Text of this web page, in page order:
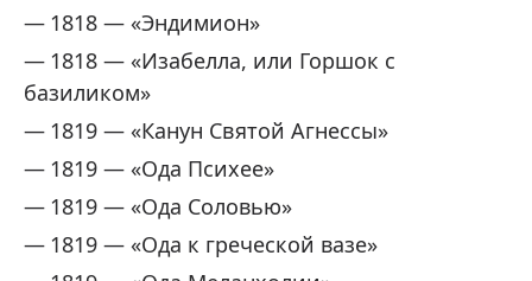
1818 — «Эндимион»
1818 — «Изабелла, или Горшок с
базиликом»
1819 — «Канун Святой Агнессы»
1819 — «Ода Психее»
1819 — «Ода Соловью»
1819 — «Ода к греческой вазе»